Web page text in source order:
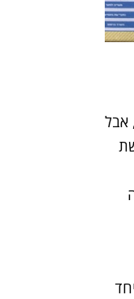
אבל
ותק של מעל 10 שנים יחד